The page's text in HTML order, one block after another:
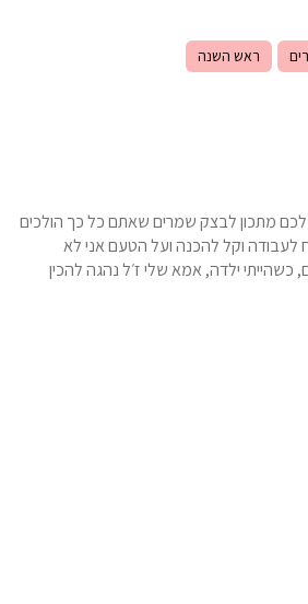
ראש השנה
לכם מתכון לבצק שמרים שאתם כל כך הולכים
לעבודה וקל להכנה ועל הטעם אני לא
ילדה, אמא שלי ז׳ל נהגה להכין